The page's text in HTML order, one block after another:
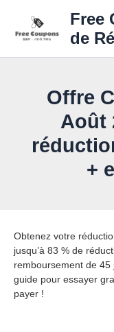
content
Free
de
Offre
Août
+
Obtenez votre
jusqu’à 83 % de
remboursement de 45
guide pour essayer
payer !